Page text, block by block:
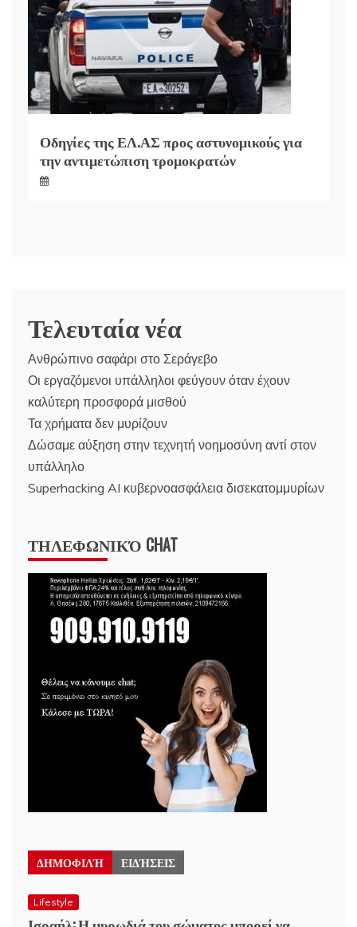
Οδηγίες της ΕΛ.ΑΣ προς αστυνομικούς για
την αντιμετώπιση τρομοκρατών
Τελευταία νέα
Ανθρώπινο σαφάρι στο Σεράγεβο
Οι εργαζόμενοι υπάλληλοι φεύγουν όταν έχουν
καλύτερη προσφορά μισθού
Τα χρήματα δεν μυρίζουν
Δώσαμε αύξηση στην τεχνητή νοημοσύνη αντί στον
υπάλληλο
Superhacking AI κυβερνοασφάλεια δισεκατομμυρίων
ΤΗΛΕΦΩΝΙΚΌ CHAT
ΔΗΜΟΦΙΛΉ ΕΙΔΉΣΕΙΣ
Lifestyle